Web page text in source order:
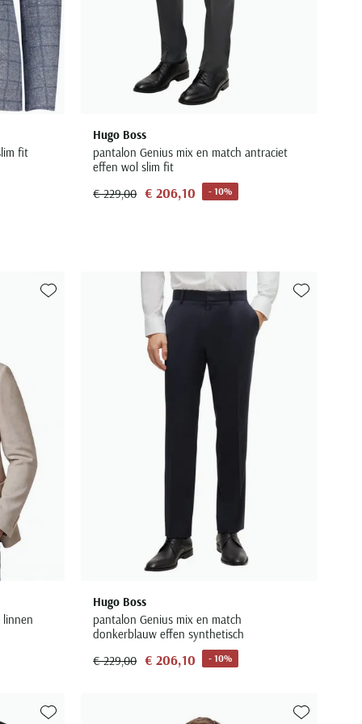
fit
Hugo Boss
pantalon Genius mix en match antraciet
effen wol slim fit
€ 229,00 € 206,10 - 10%
linnen
Toevoegen aan favorieten
Hugo Boss
pantalon Genius mix en match
donkerblauw effen synthetisch
€ 229,00 € 206,10 - 10%